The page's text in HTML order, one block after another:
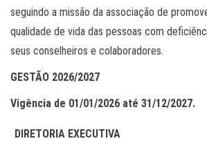
seguindo a missão da associação de
qualidade de vida das pessoas com
seus conselheiros e colaboradores.
GESTÃO 2026/2027
Vigência de 01/01/2026 até 31/12/2027.
DIRETORIA EXECUTIVA